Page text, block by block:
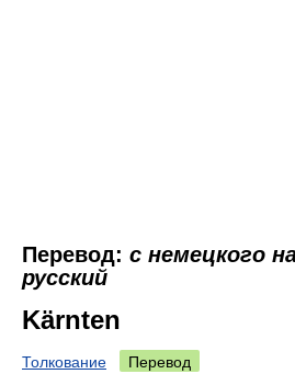
Перевод: с немецкого
русский
Kärnten
Толкование Перевод